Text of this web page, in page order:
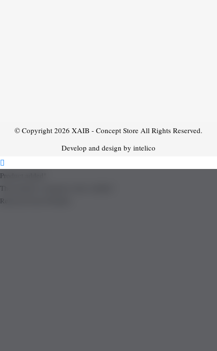
© Copyright 2026 XAIB - Concept Store All Rights Reserved.
Develop and design by intelico
Product added!
The product is already in the wishlist!
Removed from Wishlist